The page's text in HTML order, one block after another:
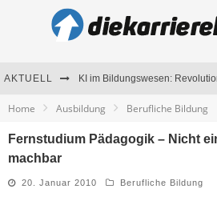
AKTUELL
Home Ausbildung Berufliche Bildung
Fernstudium Pädagogik – Nicht
machbar
20. Januar 2010 Berufliche Bildung